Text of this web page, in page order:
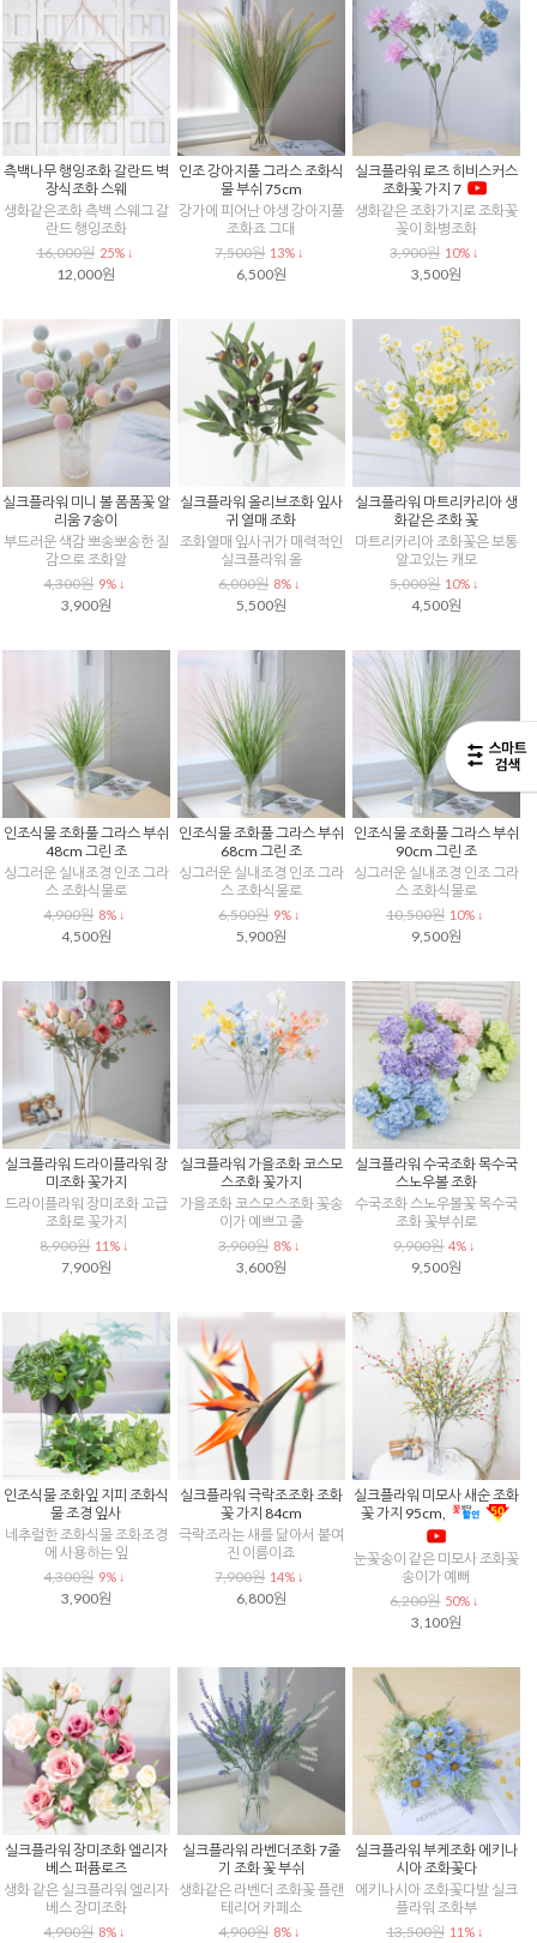
측백나무 행잉조화 갈란드 벽
장식조화 스웨
생화같은조화 측백 스웨그 갈
란드 행잉조화
16,000원 25% ↓
12,000원
인조 강아지풀 그라스 조화식
물 부쉬 75cm
강가에 피어난 야생 강아지풀
조화죠 그대
7,500원 13% ↓
6,500원
실크플라워 로즈 히비스커스
조화꽃 가지 7
생화같은 조화가지로 조화꽃
꽂이 화병조화
3,900원 10% ↓
3,500원
실크플라워 미니 볼 폼폼꽃 알
리움 7송이
부드러운 색감 뽀송뽀송한 질
감으로 조화알
4,300원 9% ↓
3,900원
실크플라워 올리브조화 잎사
귀 열매 조화
조화열매 잎사귀가 매력적인
실크플라워 올
6,000원 8% ↓
5,500원
실크플라워 마트리카리아 생
화같은 조화 꽃
마트리카리아 조화꽃은 보통
알고있는 캐모
5,000원 10% ↓
4,500원
인조식물 조화풀 그라스 부쉬
48cm 그린 조
싱그러운 실내조경 인조 그라
스 조화식물로
4,900원 8% ↓
4,500원
인조식물 조화풀 그라스 부쉬
68cm 그린 조
싱그러운 실내조경 인조 그라
스 조화식물로
6,500원 9% ↓
5,900원
인조식물 조화풀 그라스 부쉬
90cm 그린 조
싱그러운 실내조경 인조 그라
스 조화식물로
10,500원 10% ↓
9,500원
실크플라워 드라이플라워 장
미조화 꽃가지
드라이플라워 장미조화 고급
조화로 꽃가지
8,900원 11% ↓
7,900원
실크플라워 가을조화 코스모
스조화 꽃가지
가을조화 코스모스조화 꽃송
이가 예쁘고 줄
3,900원 8% ↓
3,600원
실크플라워 수국조화 목수국
스노우볼 조화
수국조화 스노우볼꽃 목수국
조화 꽃부쉬로
9,900원 4% ↓
9,500원
인조식물 조화잎 지피 조화식
물 조경 잎사
네추럴한 조화식물 조화조경
에 사용하는 잎
4,300원 9% ↓
3,900원
실크플라워 극락조조화 조화
꽃 가지 84cm
극락조라는 새를 닮아서 붙여
진 이름이죠
7,900원 14% ↓
6,800원
실크플라워 미모사 새순 조화
꽃 가지 95cm,
눈꽃송이 같은 미모사 조화꽃
송이가 예뻐
6,200원 50% ↓
3,100원
실크플라워 장미조화 엘리자
베스 퍼퓸로즈
생화 같은 실크플라워 엘리자
베스 장미조화
4,900원 8% ↓
실크플라워 라벤더조화 7줄
기 조화 꽃 부쉬
생화같은 라벤더 조화꽃 플랜
테리어 카페소
4,900원 8% ↓
실크플라워 부케조화 에키나
시아 조화꽃다
에키나시아 조화꽃다발 실크
플라워 조화부
13,500원 11% ↓